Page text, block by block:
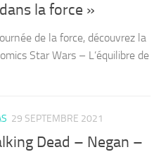
la force »
de la force, découvrez la
Star Wars – L’équilibre de
29 SEPTEMBRE 2021
Dead – Negan –